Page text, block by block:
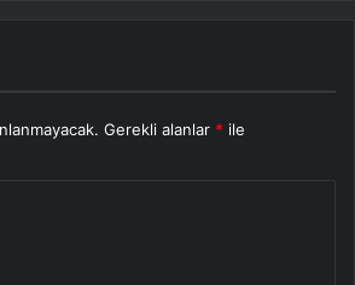
Gerekli alanlar * ile